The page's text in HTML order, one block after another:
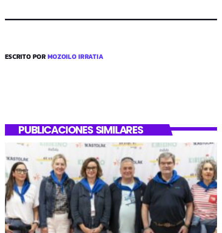
ESCRITO PORMOZOILO IRRATIA
PUBLICACIONES SIMILARES